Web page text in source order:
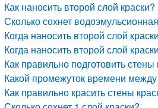
Как наносить второй слой краски?
Сколько сохнет
Когда наносить второй слой
Когда наносить второй слой
Как правильно подготовить стены
Какой промежуток времени
Как правильно красить стены